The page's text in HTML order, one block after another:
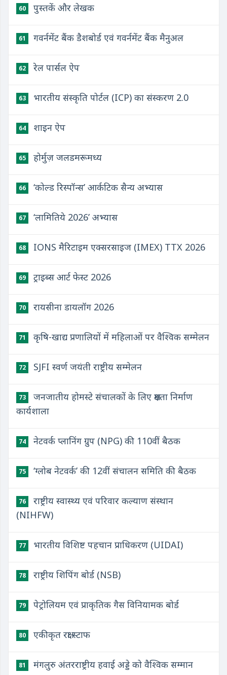
60 पुस्तकें और लेखक
61 गवर्नमेंट बैंक डैशबोर्ड एवं गवर्नमेंट बैंक मैनुअल
62 रेल पार्सल ऐप
63 भारतीय संस्कृति पोर्टल (ICP) का संस्करण 2.0
64 शाइन ऐप
65 होर्मुज़ जलडमरूमध्य
66 ‘कोल्ड रिस्पॉन्स’ आर्कटिक सैन्य अभ्यास
67 ‘लामितिये 2026’ अभ्यास
68 IONS मैरिटाइम एक्सरसाइज (IMEX) TTX 2026
69 ट्राइब्स आर्ट फेस्ट 2026
70 रायसीना डायलॉग 2026
71 कृषि-खाद्य प्रणालियों में महिलाओं पर वैश्विक सम्मेलन
72 SJFI स्वर्ण जयंती राष्ट्रीय सम्मेलन
73
जनजातीय होमस्टे संचालकों के लिए क्षमता निर्माण
कार्यशाला
74 नेटवर्क प्लानिंग ग्रुप (NPG) की 110वीं बैठक
75 ‘ग्लोब नेटवर्क’ की 12वीं संचालन समिति की बैठक
76
राष्ट्रीय स्वास्थ्य एवं परिवार कल्याण संस्थान
(NIHFW)
77 भारतीय विशिष्ट पहचान प्राधिकरण (UIDAI)
78 राष्ट्रीय शिपिंग बोर्ड (NSB)
79 पेट्रोलियम एवं प्राकृतिक गैस विनियामक बोर्ड
80 एकीकृत रक्षा स्टाफ
81 मंगलुरु अंतरराष्ट्रीय हवाई अड्डे को वैश्विक सम्मान